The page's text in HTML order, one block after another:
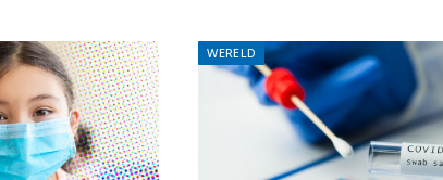
WERELD